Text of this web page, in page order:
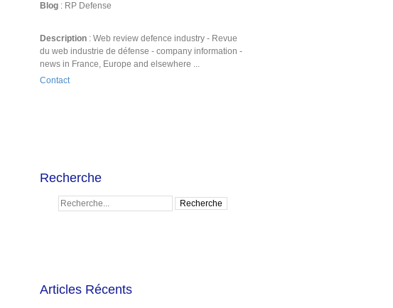
Blog : RP Defense
Description : Web review defence industry - Revue
du web industrie de défense - company information -
news in France, Europe and elsewhere ...
Contact
Recherche
Articles Récents